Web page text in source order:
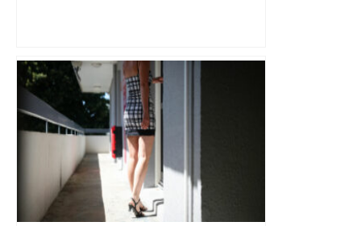
Près de Toulouse, un adolescent tué
pendant une livraison par drone vers
une prison – Europe 1